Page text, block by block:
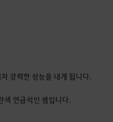
차 강력한 성능을 내게 됩니다.
색 연금석인 셈입니다.